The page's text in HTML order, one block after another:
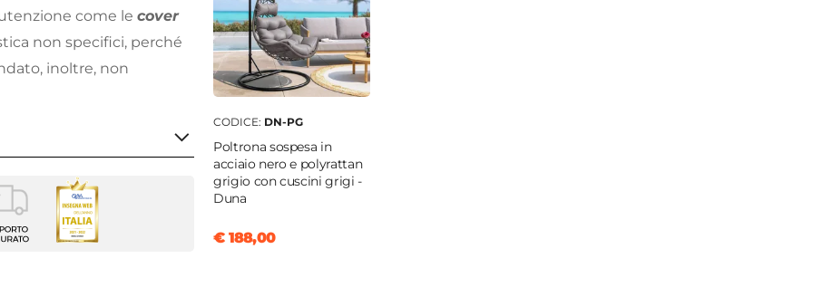
come le cover
non specifici, perché
inoltre, non
CODICE: DN-PG
Poltrona sospesa in
acciaio nero e polyrattan
grigio con cuscini grigi -
Duna
€ 188,00